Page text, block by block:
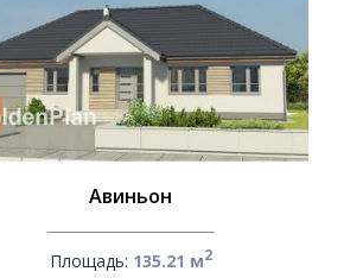
Авиньон
Площадь: 135.21 м2